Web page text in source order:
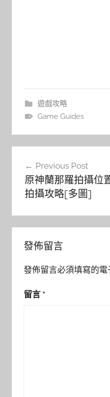
遊戲攻略
Game Guides
Previous Post
原神蘭那羅拍攝位
拍攝攻略[多圖]
發佈留言
發佈留言必須填寫的電
留言 *